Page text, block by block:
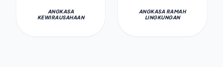
ANGKASA
KEWIRAUSAHAAN
ANGKASA RAMAH
LINGKUNGAN